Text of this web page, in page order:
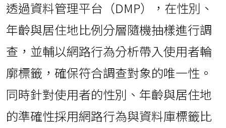
透過資料管理平台（DMP），在性別、
年齡與居住地比例分層隨機抽樣進行調
查，並輔以網路行為分析帶入使用者輪
廓標籤，確保符合調查對象的唯一性。
同時針對使用者的性別、年齡與居住地
的準確性採用網路行為與資料庫標籤比